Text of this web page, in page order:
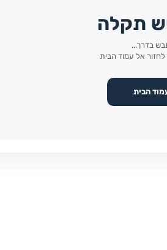
תקלה
בדרך...
אל עמוד הבית
הבית